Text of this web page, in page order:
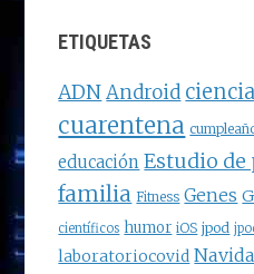
ETIQUETAS
ADNAndroid ciencia
cuarentena
educación Estudio
familia Fitness Genes
científicos humor iOS jpod
laboratoriocovid